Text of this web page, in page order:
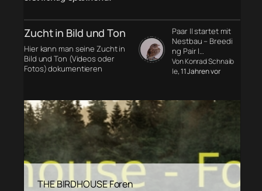
Zucht in Bild und Ton
Hier kann man seine Zucht in
Bild und Ton (Videos oder
Fotos) dokumentieren
Paar II startet mit
Nestbau – Breedi
ng Pair I…
Von Konrad Schnaib
le, 11 Jahren vor
THE BIRDHOUSE Foren